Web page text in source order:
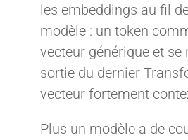
les embeddings au fil
modèle : un token
vecteur générique et se
sortie du dernier
vecteur fortement
Plus un modèle a de